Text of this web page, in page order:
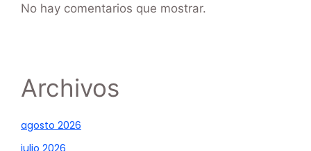
No hay comentarios que mostrar.
Archivos
agosto 2026